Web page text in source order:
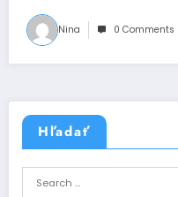
Nina 0 Comments
Hľadať